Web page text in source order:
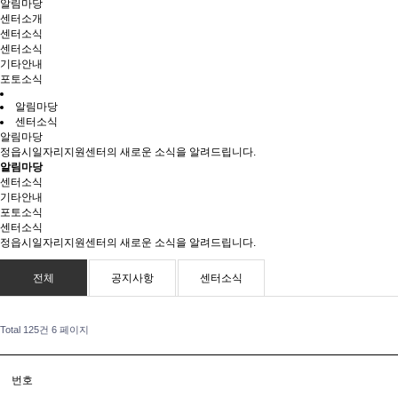
알림마당
센터소개
센터소식
센터소식
기타안내
포토소식
알림마당
센터소식
알림마당
정읍시일자리지원센터의 새로운 소식을 알려드립니다.
알림마당
센터소식
기타안내
포토소식
센터소식
정읍시일자리지원센터의 새로운 소식을 알려드립니다.
전체 공지사항 센터소식
Total 125건 6 페이지
번호